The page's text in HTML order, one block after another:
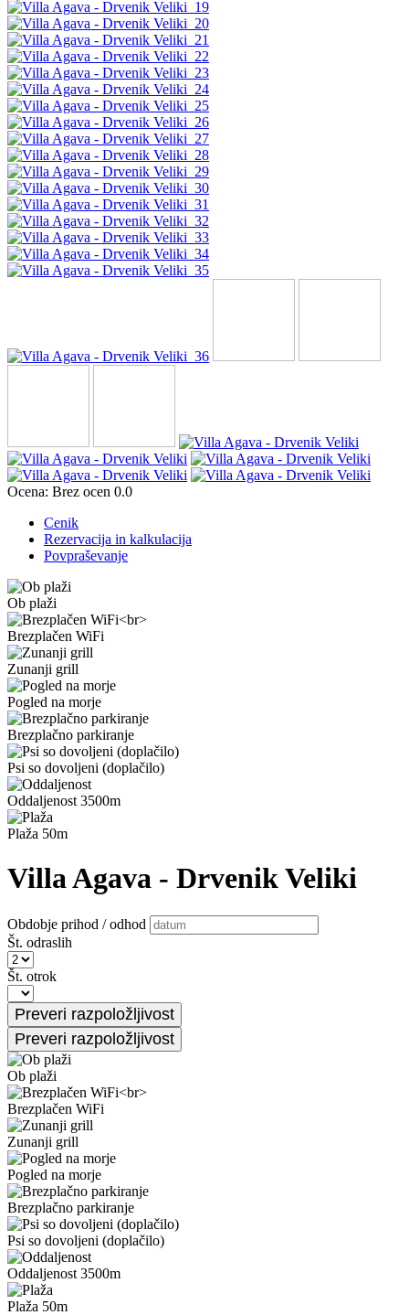
Ocena: Brez ocen 0.0
Cenik
Rezervacija in kalkulacija
Povpraševanje
Ob plaži
Brezplačen WiFi
Zunanji grill
Pogled na morje
Brezplačno parkiranje
Psi so dovoljeni (doplačilo)
Oddaljenost 3500m
Plaža 50m
Villa Agava - Drvenik Veliki
Obdobje prihod / odhod
Št. odraslih
Št. otrok
Ob plaži
Brezplačen WiFi
Zunanji grill
Pogled na morje
Brezplačno parkiranje
Psi so dovoljeni (doplačilo)
Oddaljenost 3500m
Plaža 50m